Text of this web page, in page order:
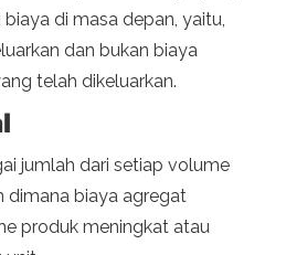
di masa depan, yaitu,
dan bukan biaya
telah dikeluarkan.
jumlah dari setiap volume
dimana biaya agregat
produk meningkat atau